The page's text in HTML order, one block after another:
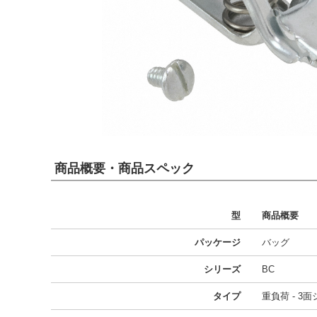
商品概要・商品スペック
型 商品概要
パッケージ バッグ
シリーズ BC
タイプ 重負荷 - 3面